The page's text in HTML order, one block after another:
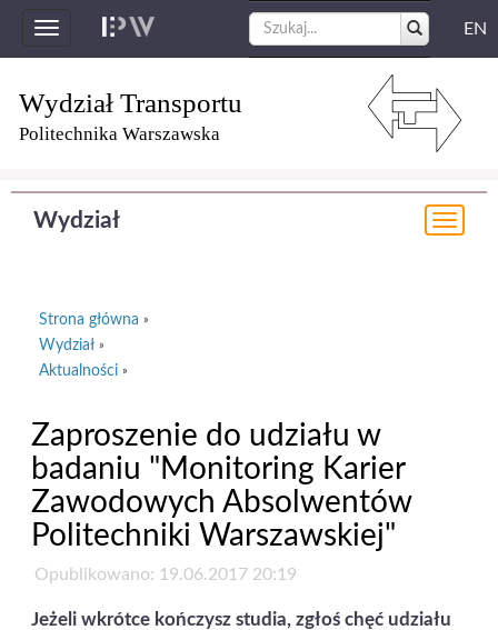
Toggle
navigation
EN
Wydział Transportu
Politechnika Warszawska
Wydział
Strona główna »
Wydział »
Aktualności »
Zaproszenie do udziału w
badaniu "Monitoring Karier
Zawodowych Absolwentów
Politechniki Warszawskiej"
Opublikowano: 19.06.2017 20:19
Jeżeli wkrótce kończysz studia, zgłoś chęć udziału